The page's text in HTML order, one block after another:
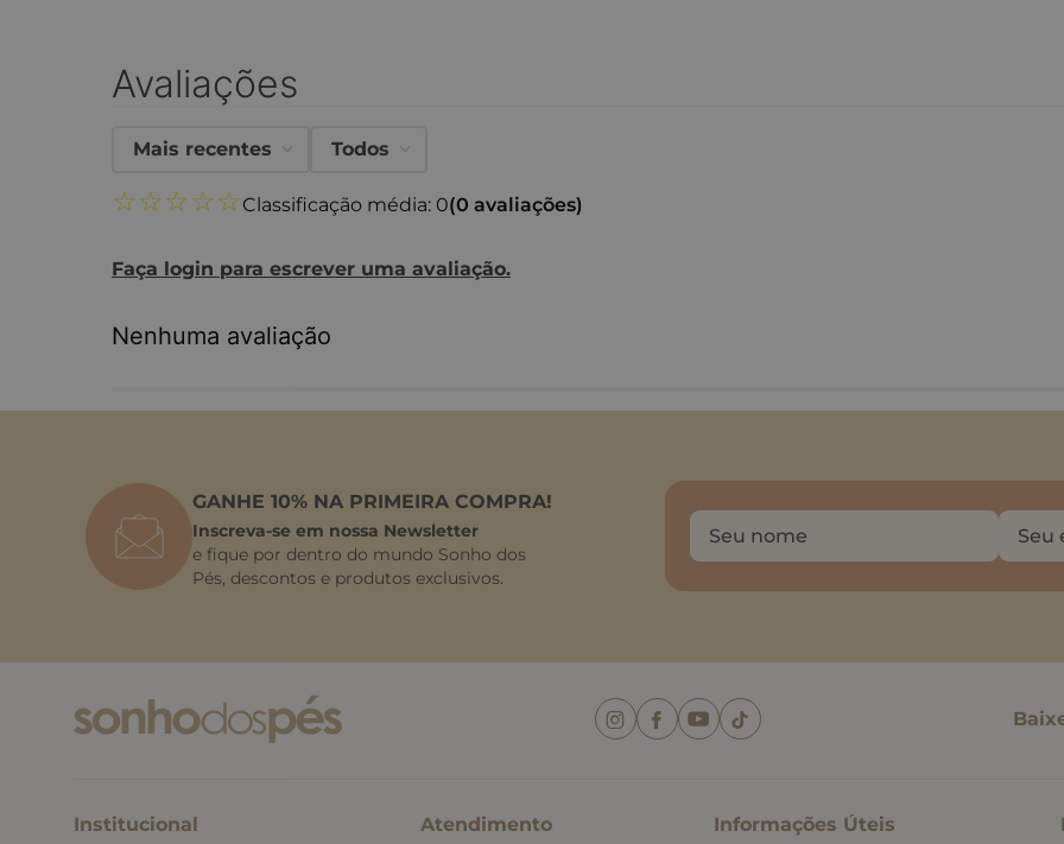
Avaliações
☆☆☆☆☆Classificação média: 0(0 avaliações)
Faça login para escrever uma avaliação.
Mais recentes Todos
Nenhuma avaliação
GANHE 10% NA PRIMEIRA COMPRA!
Inscreva-se em nossa Newsletter
e fique por dentro do mundo Sonho dos
Pés, descontos e produtos exclusivos.
Institucional Atendimento Informações Úteis